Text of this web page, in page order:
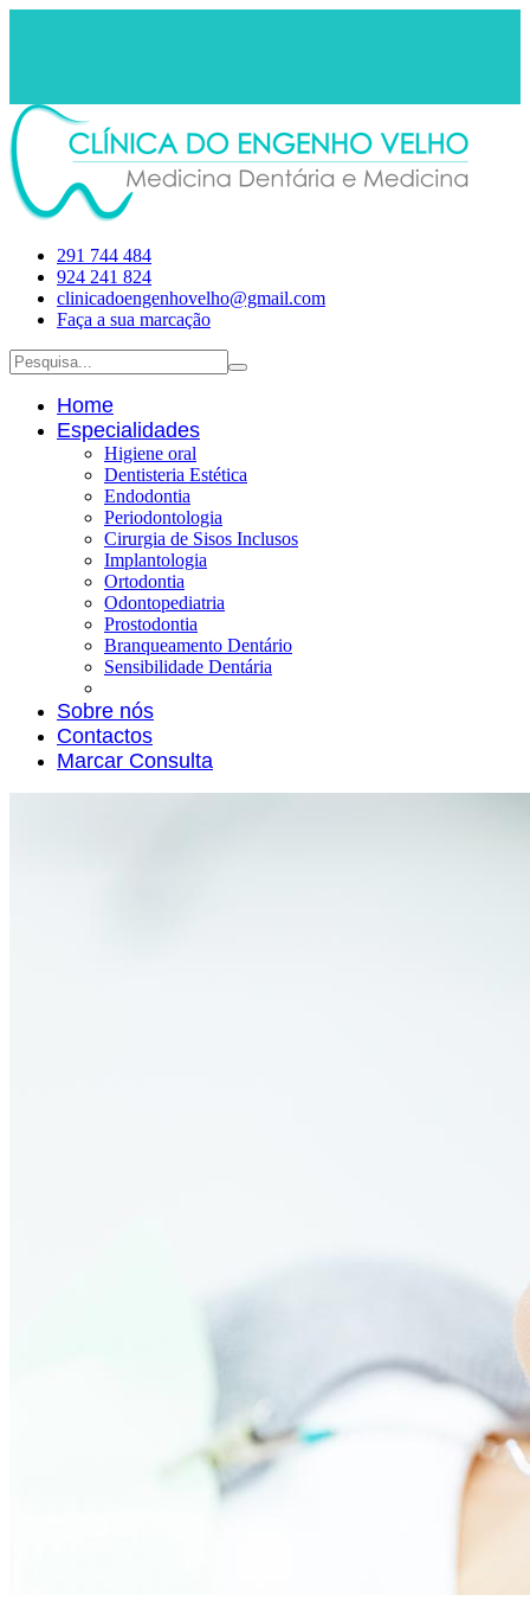
291 744 484
924 241 824
clinicadoengenhovelho@gmail.com
Faça a sua marcação
Home
Especialidades
Higiene oral
Dentisteria Estética
Endodontia
Periodontologia
Cirurgia de Sisos Inclusos
Implantologia
Ortodontia
Odontopediatria
Prostodontia
Branqueamento Dentário
Sensibilidade Dentária
Sobre nós
Contactos
Marcar Consulta